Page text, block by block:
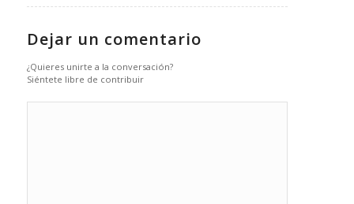
Dejar un comentario
¿Quieres unirte a la conversación?
Siéntete libre de contribuir